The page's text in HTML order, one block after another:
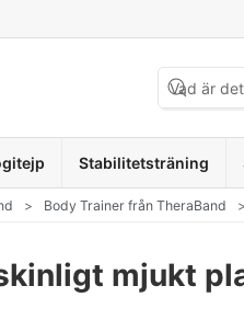
Stabilitetsträning
Body Trainer från TheraBand
mjukt